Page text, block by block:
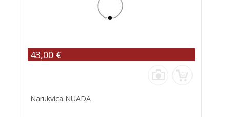
43,00 €
Narukvica NUADA